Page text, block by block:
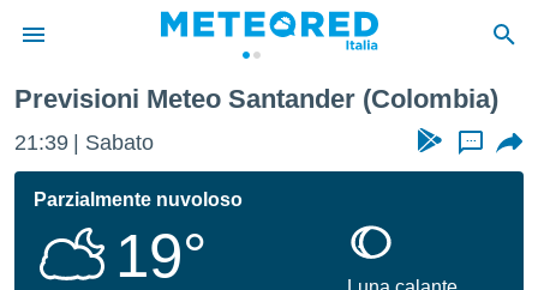
di
per
Previsioni Meteo Santander (Colombia)
21:39 Sabato ...
Parzialmente nuvoloso
19°